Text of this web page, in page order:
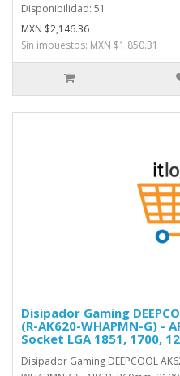
Disponibilidad: 51
MXN $2,146.36
Sin impuestos: MXN $1,850.31
Disipador Gaming
(R-AK620-WHAPMN-G) -
Socket LGA 1851, 1700,
Disipador Gaming DEEPCOOL